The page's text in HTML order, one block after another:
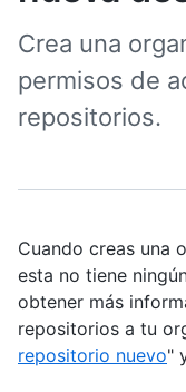
Crea una
permisos de
repositorios.
Cuando creas una
esta no tiene
obtener más
repositorios a tu
repositorio nuevo"